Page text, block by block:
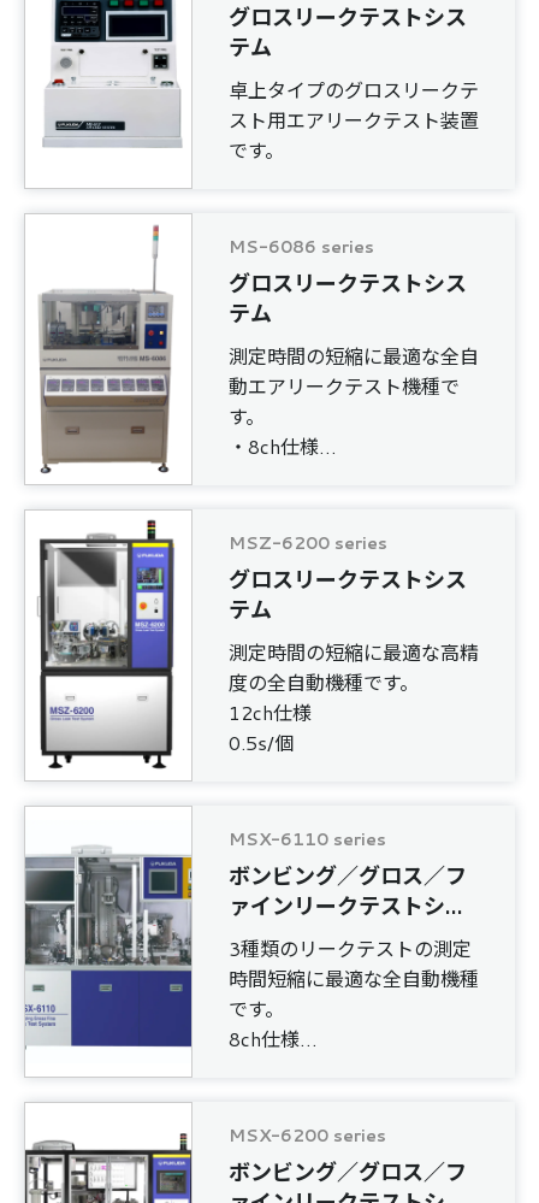
グロスリークテストシス
テム
卓上タイプのグロスリークテ
スト用エアリークテスト装置
です。
MS-6086 series
グロスリークテストシス
テム
測定時間の短縮に最適な全自
動エアリークテスト機種で
す。
・8ch仕様
MSZ-6200 series
グロスリークテストシス
テム
測定時間の短縮に最適な高精
度の全自動機種です。
12ch仕様
0.5s/個
MSX-6110 series
ボンビング／グロス／フ
ァインリークテストシス
テム
3種類のリークテストの測定
時間短縮に最適な全自動機種
です。
8ch仕様
MSX-6200 series
ボンビング／グロス／フ